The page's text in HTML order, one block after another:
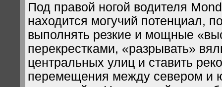
Под правой ногой водителя
находится могучий потенциал,
выполнять резкие и мощные
перекрестками, «разрывать»
центральных улиц и ставить
перемещения между севером и